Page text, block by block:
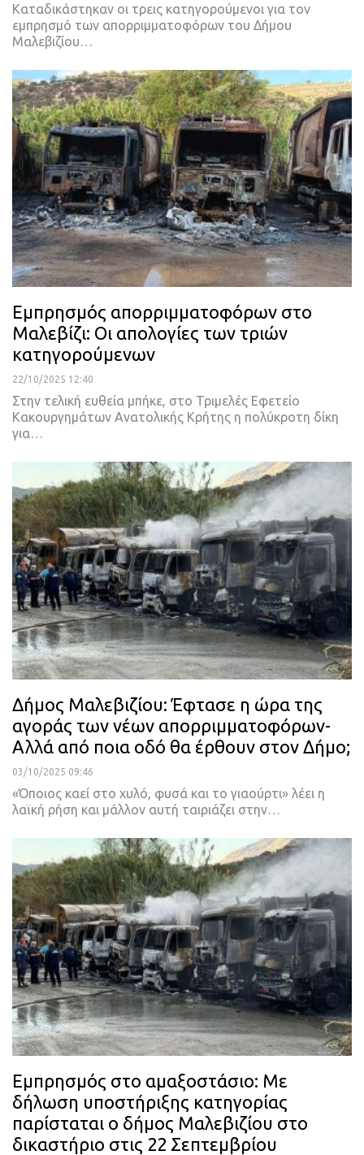
Καταδικάστηκαν οι τρεις κατηγορούμενοι για τον
εμπρησμό των απορριμματοφόρων του Δήμου
Μαλεβιζίου…
Εμπρησμός απορριμματοφόρων στο
Μαλεβίζι: Οι απολογίες των τριών
κατηγορούμενων
22/10/2025 12:40
Στην τελική ευθεία μπήκε, στο Τριμελές Εφετείο
Κακουργημάτων Ανατολικής Κρήτης η πολύκροτη δίκη
για…
Δήμος Μαλεβιζίου: Έφτασε η ώρα της
αγοράς των νέων απορριμματοφόρων-
Αλλά από ποια οδό θα έρθουν στον Δήμο;
03/10/2025 09:46
«Όποιος καεί στο χυλό, φυσά και το γιαούρτι» λέει η
λαϊκή ρήση και μάλλον αυτή ταιριάζει στην…
Εμπρησμός στο αμαξοστάσιο: Με
δήλωση υποστήριξης κατηγορίας
παρίσταται ο δήμος Μαλεβιζίου στο
δικαστήριο στις 22 Σεπτεμβρίου